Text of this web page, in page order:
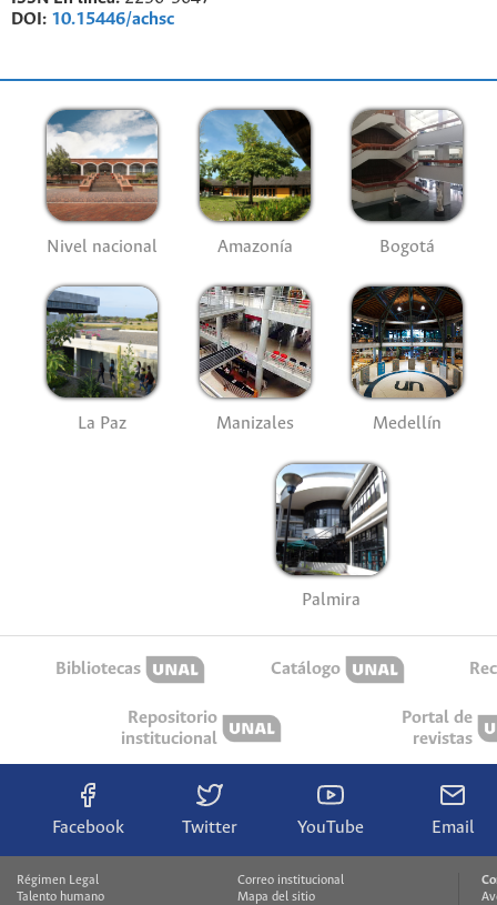
DOI: 10.15446/achsc
Nivel nacional Amazonía Bogotá
La Paz Manizales Medellín
Palmira
Bibliotecas Catálogo
Repositorio
institucional
Portal de
revistas
Facebook Twitter YouTube Email
Régimen Legal
Talento humano
Correo institucional
Mapa del sitio